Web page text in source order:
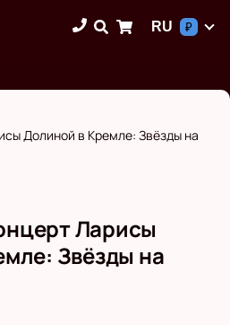
RU ₽
Долиной в Кремле: Звёзды на
Ларисы
Звёзды на